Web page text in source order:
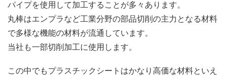
パイプを使用して加工することが多々あります。
丸棒はエンプラなど工業分野の部品切削の主力となる材料
で多様な機能の材料が流通しています。
当社も一部切削加工に使用します。
この中でもプラスチックシートはかなり高価な材料といえ